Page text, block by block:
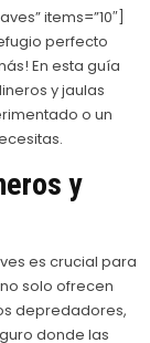
items=”10″]
perfecto
En esta guía
y jaulas
o un
y
es crucial para
solo ofrecen
depredadores,
donde las